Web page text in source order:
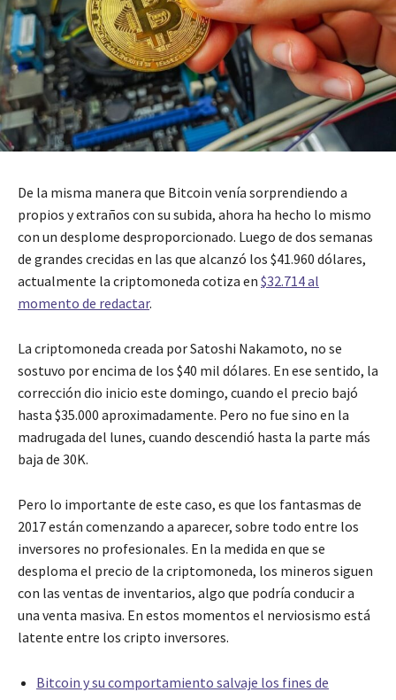
De la misma manera que Bitcoin venía sorprendiendo a
propios y extraños con su subida, ahora ha hecho lo mismo
con un desplome desproporcionado. Luego de dos semanas
de grandes crecidas en las que alcanzó los $41.960 dólares,
actualmente la criptomoneda cotiza en $32.714 al
momento de redactar.
La criptomoneda creada por Satoshi Nakamoto, no se
sostuvo por encima de los $40 mil dólares. En ese sentido, la
corrección dio inicio este domingo, cuando el precio bajó
hasta $35.000 aproximadamente. Pero no fue sino en la
madrugada del lunes, cuando descendió hasta la parte más
baja de 30K.
Pero lo importante de este caso, es que los fantasmas de
2017 están comenzando a aparecer, sobre todo entre los
inversores no profesionales. En la medida en que se
desploma el precio de la criptomoneda, los mineros siguen
con las ventas de inventarios, algo que podría conducir a
una venta masiva. En estos momentos el nerviosismo está
latente entre los cripto inversores.
Bitcoin y su comportamiento salvaje los fines de